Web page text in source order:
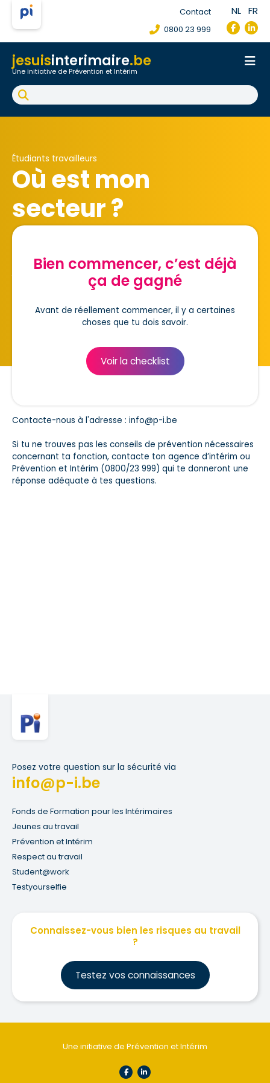
Contact
0800 23 999
NL FR
jesuisinterimaire.be
Une initiative de Prévention et Intérim
Accueil
Fiche de poste de travail
Accident du travail
Étudiants travailleurs
Où est mon
secteur ?
retrouves pas ton job étudiant ? Dis-nous en plus sur ton
job, et nous te donnerons des conseils.
Bien commencer, c’est déjà
ça de gagné
Avant de réellement commencer, il y a certaines
choses que tu dois savoir.
Voir la checklist
Contacte-nous à l'adresse : info@p-i.be
Si tu ne trouves pas les conseils de prévention nécessaires
concernant ta fonction, contacte ton agence d’intérim ou
Prévention et Intérim (0800/23 999) qui te donneront une
réponse adéquate à tes questions.
Posez votre question sur la sécurité via
info@p-i.be
Fonds de Formation pour les Intérimaires
Jeunes au travail
Prévention et Intérim
Respect au travail
Student@work
Testyourselfie
Connaissez-vous bien les risques au travail
?
Testez vos connaissances
Une initiative de Prévention et Intérim